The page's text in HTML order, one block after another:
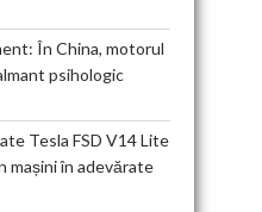
În China, motorul
psihologic
Tesla FSD V14 Lite
mașini în adevărate